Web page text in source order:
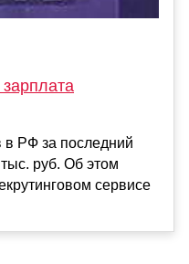
в РФ за последний
руб. Об этом
сервисе